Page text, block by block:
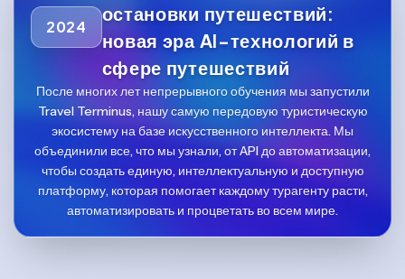
2024
остановки путешествий:
новая эра AI-технологий в
сфере путешествий
После многих лет непрерывного обучения мы запустили
Travel Terminus, нашу самую передовую туристическую
экосистему на базе искусственного интеллекта. Мы
объединили все, что мы узнали, от API до автоматизации,
чтобы создать единую, интеллектуальную и доступную
платформу, которая помогает каждому турагенту расти,
автоматизировать и процветать во всем мире.